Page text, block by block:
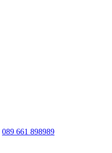
089 661 898989